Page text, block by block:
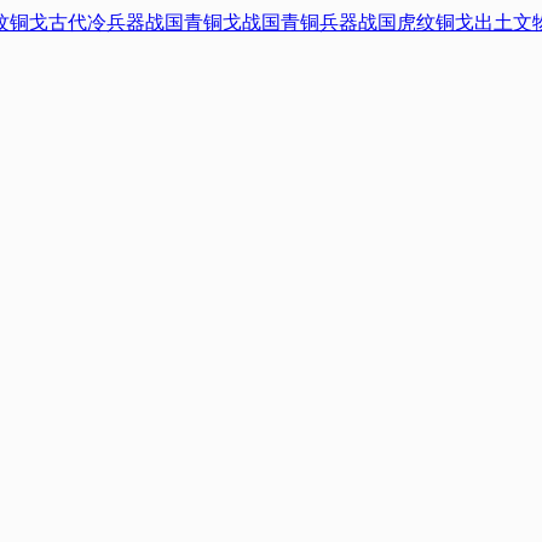
铜戈古代冷兵器战国青铜戈战国青铜兵器战国虎纹铜戈出土文